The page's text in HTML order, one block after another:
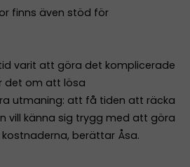
finns även stöd för
varit att göra det komplicerade
det om att lösa
utmaning: att få tiden att räcka
vill känna sig trygg med att göra
berättar Åsa.